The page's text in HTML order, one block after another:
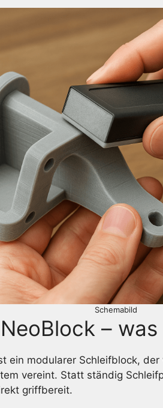
Schemabild
–
ein modularer Schleifblock,
vereint. Statt ständig
griffbereit.